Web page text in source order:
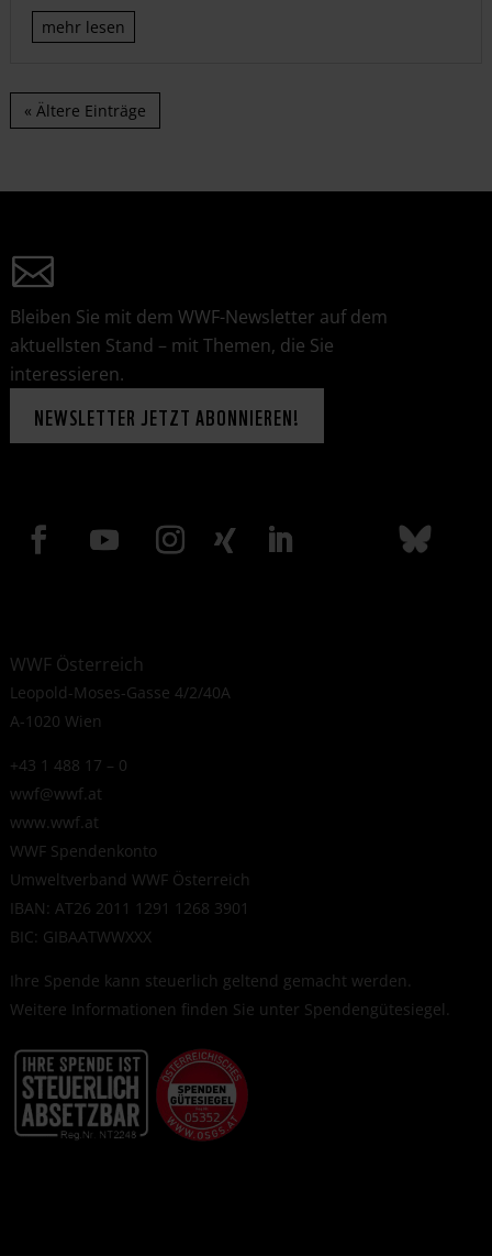
mehr lesen
« Ältere Einträge
Bleiben Sie mit dem WWF-Newsletter auf dem
aktuellsten Stand – mit Themen, die Sie
interessieren.
NEWSLETTER JETZT ABONNIEREN!
WWF Österreich
Leopold-Moses-Gasse 4/2/40A
A-1020 Wien
+43 1 488 17 – 0
wwf@wwf.at
www.wwf.at
WWF Spendenkonto
Umweltverband WWF Österreich
IBAN: AT26 2011 1291 1268 3901
BIC: GIBAATWWXXX
Ihre Spende kann steuerlich geltend gemacht werden.
Weitere Informationen finden Sie unter Spendengütesiegel